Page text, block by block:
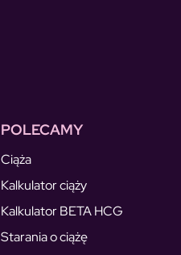
POLECAMY
Ciąża
Kalkulator ciąży
Kalkulator BETA HCG
Starania o ciążę